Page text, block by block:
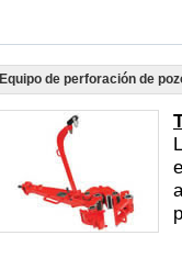
Equipo de perforación de